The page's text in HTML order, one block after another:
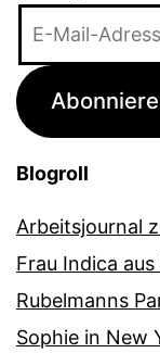
Adresse
Blogroll
Arbeitsjournal
Frau Indica aus
Rubelmanns
Sophie in New